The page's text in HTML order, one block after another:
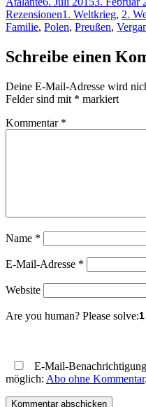
am
RezensionenSchlagwörter
1. Weltkrieg, 2.
Familie, Polen, Preußen,
Schreibe einen
Deine E-Mail-Adresse wird
Felder sind mit * markiert
Kommentar *
Name *
E-Mail-Adresse *
Website
Are you human? Please solve:
E-Mail-
möglich: Abo ohne Kommentar.